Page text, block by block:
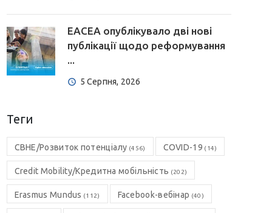
EACEA опублікувало дві нові
публікації щодо реформування
...
5 Серпня, 2026
Теги
CBHE/Розвиток потенціалу (456) COVID-19 (14)
Credit Mobility/Кредитна мобільність (202)
Erasmus Mundus (112) Facebook-вебінар (40)